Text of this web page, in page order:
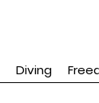
Diving